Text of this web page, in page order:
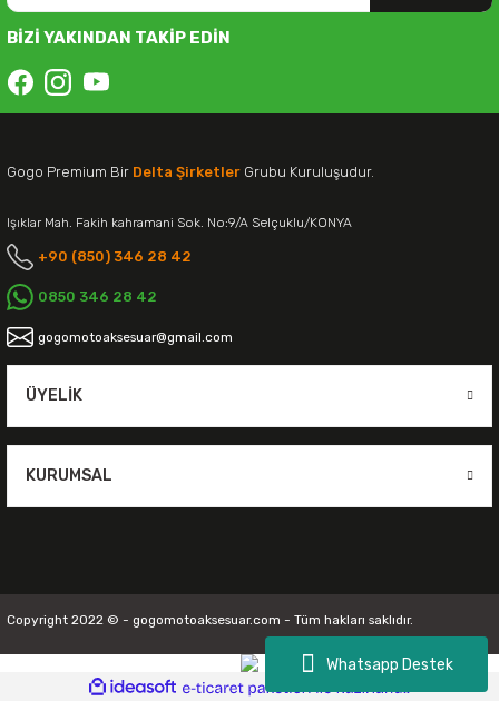
Whatsapp Destek
BİZİ YAKINDAN TAKİP EDİN
Gogo Premium Bir Delta Şirketler Grubu Kuruluşudur.
Işıklar Mah. Fakih kahramani Sok. No:9/A Selçuklu/KONYA
+90 (850) 346 28 42
0850 346 28 42
gogomotoaksesuar@gmail.com
ÜYELIK
KURUMSAL
Copyright 2022 © - gogomotoaksesuar.com - Tüm hakları saklıdır.
ideasoft